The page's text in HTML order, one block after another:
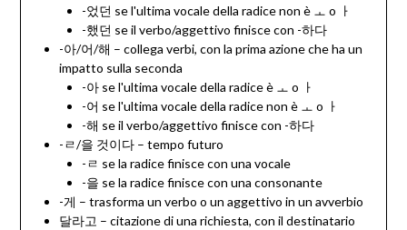
-었던 se l'ultima vocale della radice non è ㅗ o ㅏ
-했던 se il verbo/aggettivo finisce con -하다
-아/어/해 – collega verbi, con la prima azione che ha un
impatto sulla seconda
-아 se l'ultima vocale della radice è ㅗ o ㅏ
-어 se l'ultima vocale della radice non è ㅗ o ㅏ
-해 se il verbo/aggettivo finisce con -하다
-ㄹ/을 것이다 – tempo futuro
-ㄹ se la radice finisce con una vocale
-을 se la radice finisce con una consonante
-게 – trasforma un verbo o un aggettivo in un avverbio
달라고 – citazione di una richiesta, con il destinatario